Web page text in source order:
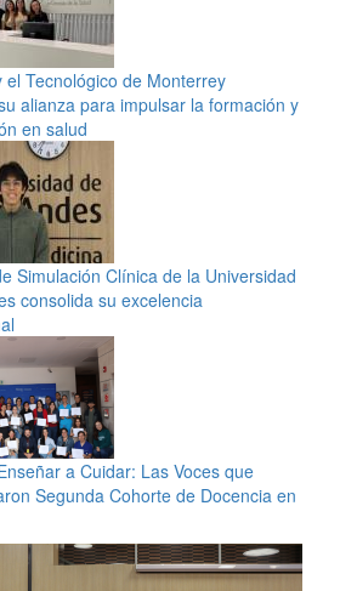
el Tecnológico de Monterrey
alianza para impulsar la formación y
en salud
Simulación Clínica de la Universidad
consolida su excelencia
a Cuidar: Las Voces que
Segunda Cohorte de Docencia en